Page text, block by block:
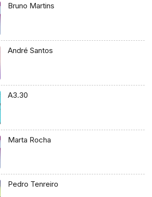
Bruno Martins
André Santos
A3.30
Marta Rocha
Pedro Tenreiro